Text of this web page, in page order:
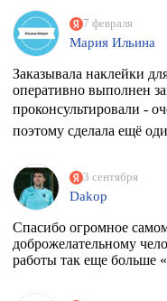
7 февраля
Мария Ильина
Заказывала наклейки
оперативно выполнен
проконсультировали -
поэтому сделала ещё
3 сентября
Dakop
Спасибо огромное
доброжелательному
работы так еще больше